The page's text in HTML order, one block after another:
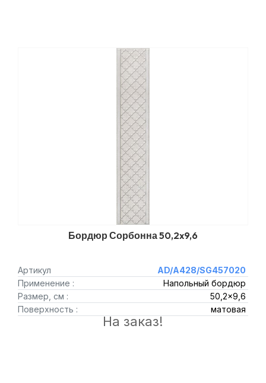
Бордюр Сорбонна 50,2x9,6
Артикул
AD/A428/SG457020
Применение :
Напольный бордюр
Размер, см :
50,2x9,6
Поверхность :
матовая
На заказ!